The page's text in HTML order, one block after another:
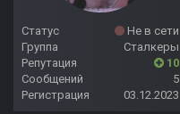
Статус
Не в сети
Группа
Сталкеры
Репутация
10
Сообщений
5
Регистрация
03.12.2023